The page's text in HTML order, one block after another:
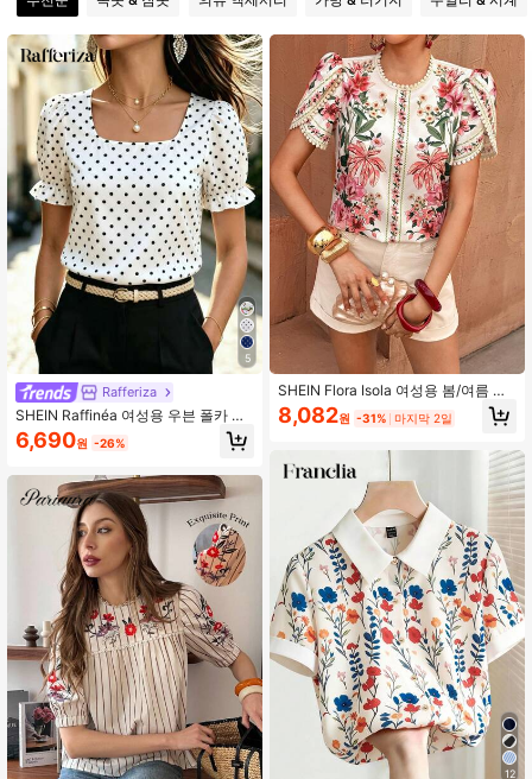
4.84 429K 팔로워
4.84 429K 팔로워
4.84 429K 팔로워
429K 팔로워
5
Rafferiza
SHEIN Raffinéa 여성용 우븐 폴카 도
트 스퀘어 칼라 프릴 트림 반팔 캐주얼
우아한 여름 블라우스, 일상 착용에 적
6,690원 -26%
SHEIN Flora Isola 여성용 봄/여름 캐
주얼 기하학 자수 할로우 아웃 꽃잎 소
매 라운드 넥 반팔 블라우스
8,082원 -31% 마지막 2일
12